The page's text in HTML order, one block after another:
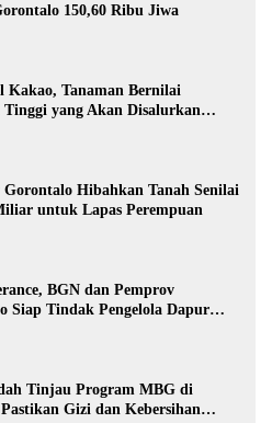
150,60 Ribu Jiwa
Kakao, Tanaman Bernilai
Tinggi yang Akan Disalurkan
Gorontalo Hibahkan Tanah Senilai
untuk Lapas Perempuan
BGN dan Pemprov
Siap Tindak Pengelola Dapur
Tinjau Program MBG di
Gizi dan Kebersihan